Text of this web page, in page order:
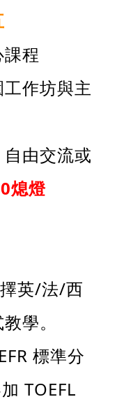
程
作坊與主
由交流或
熄燈
英/法/西
學。
標準分
TOEFL